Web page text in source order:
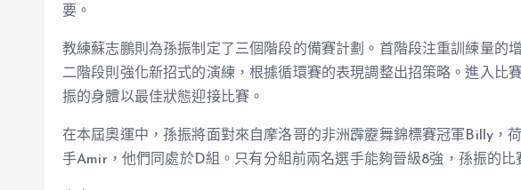
要。
教練蘇志鵬則為孫振制定了三個階段的備賽計劃。首階段注重訓練量的
二階段則強化新招式的演練，根據循環賽的表現調整出招策略。進入比
振的身體以最佳狀態迎接比賽。
在本屆奧運中，孫振將面對來自摩洛哥的非洲霹靂舞錦標賽冠軍Billy，
手Amir，他們同處於D組。只有分組前兩名選手能夠晉級8強，孫振的比